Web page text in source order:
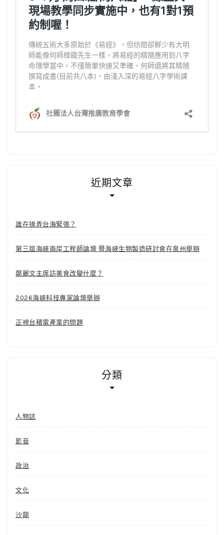
近期文章
誰在操弄台海緊張？
第三屆海峽兩岸工程師論壇 暨海峽生物製造研討會在泉州舉辦
鄭麗文主席訪美會改變什麼？
2026海峽科技專家論壇舉辦
正視台積電產業的問題
分類
人物誌
影音
政治
文化
沙龍